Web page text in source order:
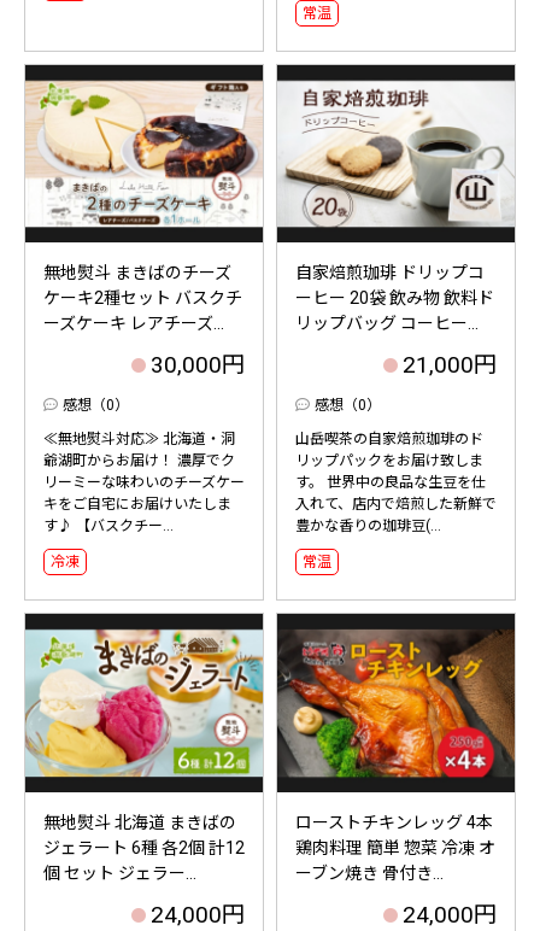
常温
無地熨斗 まきばのチーズ
ケーキ2種セット バスクチ
ーズケーキ レアチーズ...
30,000円
感想（0）
≪無地熨斗対応≫ 北海道・洞
爺湖町からお届け！ 濃厚でク
リーミーな味わいのチーズケー
キをご自宅にお届けいたしま
す♪ 【バスクチー...
冷凍
自家焙煎珈琲 ドリップコ
ーヒー 20袋 飲み物 飲料ド
リップバッグ コーヒー...
21,000円
感想（0）
山岳喫茶の自家焙煎珈琲のド
リップパックをお届け致しま
す。 世界中の良品な生豆を仕
入れて、店内で焙煎した新鮮で
豊かな香りの珈琲豆(...
常温
無地熨斗 北海道 まきばの
ジェラート 6種 各2個 計12
個 セット ジェラー...
24,000円
ローストチキンレッグ 4本
鶏肉料理 簡単 惣菜 冷凍 オ
ーブン焼き 骨付き...
24,000円